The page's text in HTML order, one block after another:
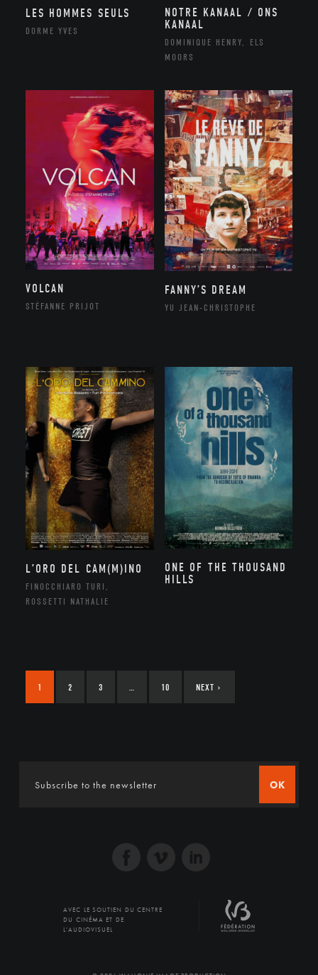
LES HOMMES SEULS
DORME YVES
NOTRE KANAAL / ONS
KANAAL
DOMINIQUE HENRY, ELS
MOORS
VOLCAN
STÉFANNE PRIJOT
FANNY’S DREAM
YU JEAN-CHRISTOPHE
L’ORO DEL CAM(M)INO
FINOCCHIARO TURI,
ROSSETTI NATHALIE
ONE OF THE THOUSAND
HILLS
1 2 3 … 10 NEXT ›
OK
AVEC LE SOUTIEN DU CENTRE
DU CINÉMA ET DE
L'AUDIOVISUEL